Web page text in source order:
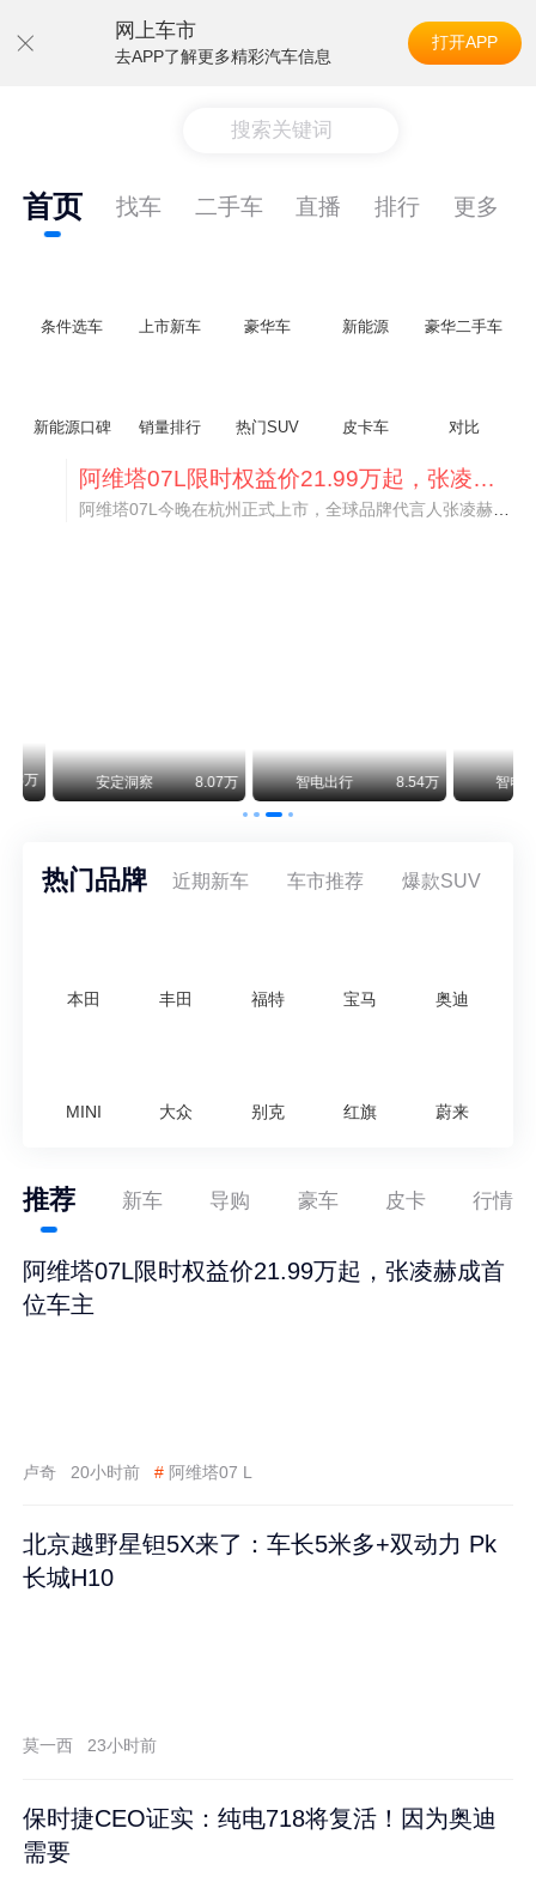
网上车市
去APP了解更多精彩汽车信息
打开APP
搜索关键词
首页 找车 二手车 直播 排行 更多
条件选车 上市新车 豪华车 新能源 豪华二手车
新能源口碑 销量排行 热门SUV 皮卡车 对比
阿维塔07L限时权益价21.99万起，张凌赫成首位车主
阿维塔07L今晚在杭州正式上市，全球品牌代言人张凌赫现场提车，成为这台车的第一位主人。三个版本：Elite纯电版22.99万，Max+后驱纯电版24.99万，Ultra三电机四驱版27.99万。
安定洞察 8.07万 智电出行 8.54万 智电出行
热门品牌 近期新车 车市推荐 爆款SUV
本田 丰田 福特 宝马 奥迪
MINI 大众 别克 红旗 蔚来
推荐 新车 导购 豪车 皮卡 行情
阿维塔07L限时权益价21.99万起，张凌赫成首
位车主
卢奇 20小时前 # 阿维塔07 L
北京越野星钽5X来了：车长5米多+双动力 Pk
长城H10
莫一西 23小时前
保时捷CEO证实：纯电718将复活！因为奥迪
需要